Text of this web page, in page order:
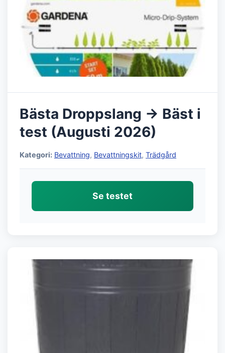
Bästa Droppslang → Bäst i
test (Augusti 2026)
Kategori: Bevattning, Bevattningskit, Trädgård
Se testet